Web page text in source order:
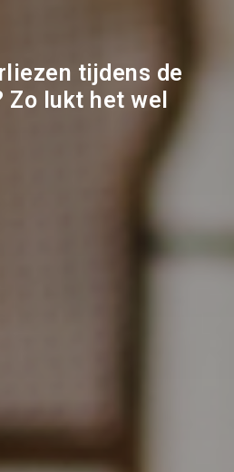
tijdens de
Zo lukt het wel